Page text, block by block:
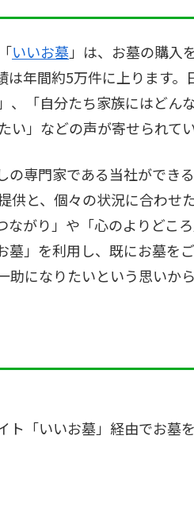
いいお墓」は、お墓の購入
年間約5万件に上ります。
、「自分たち家族にはどん
」などの声が寄せられてい
専門家である当社ができる
供と、個々の状況に合わせ
がり」や「心のよりどこ
墓」を利用し、既にお墓を
助になりたいという思いか
ト「いいお墓」経由でお墓